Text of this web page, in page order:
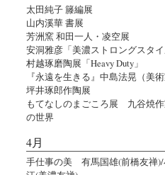
太田純子 籐編展
山内溪華 書展
芳洲窯 和田一人・凌空展
安洞雅彦「美濃ストロングスタイ
村越琢磨陶展「Heavy Duty」
『永遠を生きる』中島法晃（美
坪井琢郎作陶展
もてなしのまごころ展 九谷焼
の世界
4月
手仕事の美 有馬国雄(前橋友禅